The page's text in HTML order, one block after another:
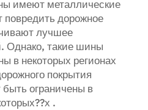
имеют металлические
дорожное
лучшее
Однако, такие шины
в некоторых регионах
покрытия
ограничены в
.